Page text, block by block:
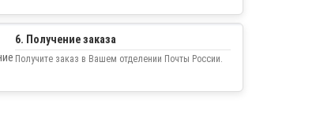
6. Получение заказа
Получите заказ в Вашем отделении Почты России.